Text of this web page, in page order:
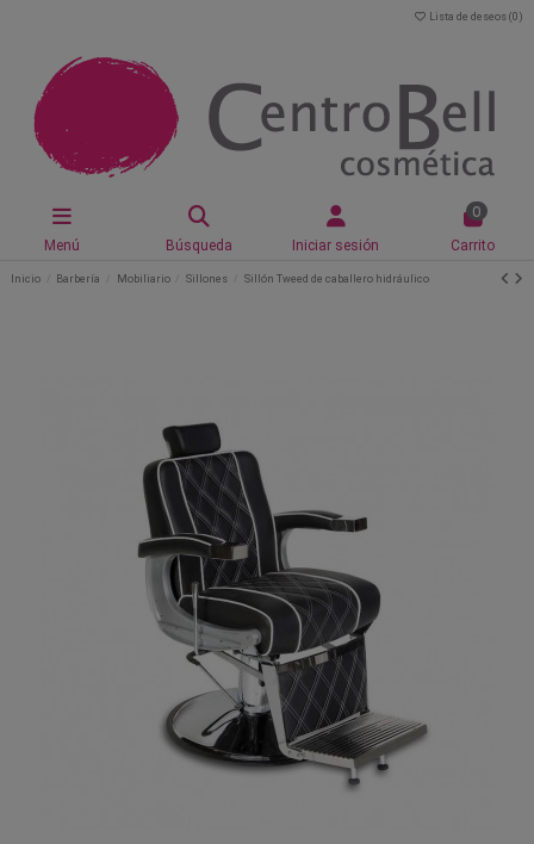
Lista de deseos (0 )
Menú Búsqueda Iniciar sesión
0
Carrito
Inicio Barbería Mobiliario Sillones Sillón Tweed de caballero hidráulico